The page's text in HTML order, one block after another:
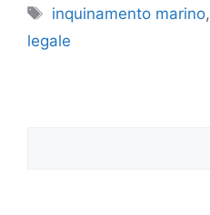
Tag
inquinamento marino,
legale